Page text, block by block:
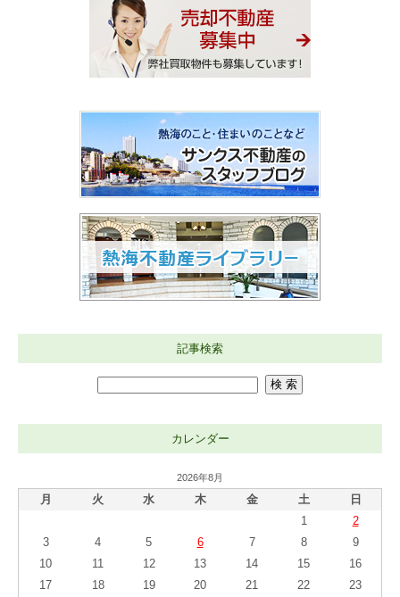
記事検索
カレンダー
2026年8月
月 火 水 木 金 土 日
1
2
3
4 5 6 7 8
9
10
11 12 13 14 15
16
17
18 19 20 21 22
23